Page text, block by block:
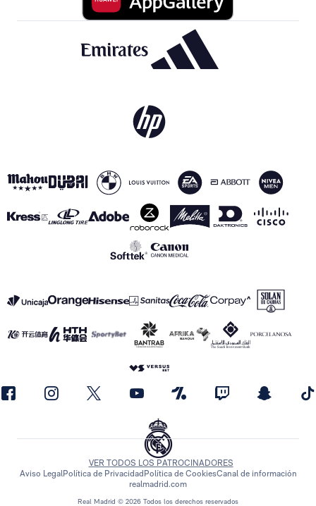
Real Madrid © 2026 Todos los derechos reservados
VER TODOS LOS PATROCINADORES
Aviso LegalPolítica de Privacidad Política de CookiesCanal de información
realmadrid.com